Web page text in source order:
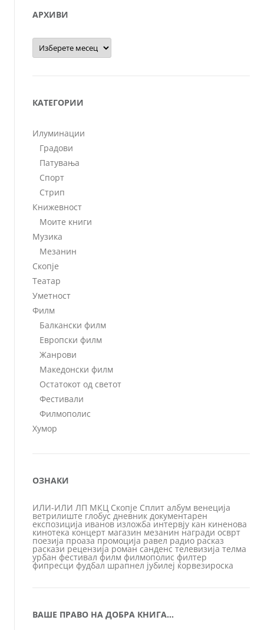
АРХИВИ
Архиви
КАТЕГОРИИ
Илуминации
Градови
Патувања
Спорт
Стрип
Книжевност
Моите книги
Музика
Мезанин
Скопје
Театар
Уметност
Филм
Балкански филм
Европски филм
Жанрови
Македонски филм
Остатокот од светот
Фестивали
Филмополис
Хумор
ОЗНАКИ
ИЛИ-ИЛИ ЛП МКЦ Скопје Сплит албум венеција
ветрилиште глобус дневник документарен
експозиција иванов изложба интервју кан киненова
кинотека концерт магазин мезанин награди осврт
поезија проаза промоција равел радио расказ
раскази рецензија роман санденс телевизија телма
урбан фестивал филм филмополис филтер
фипресци фудбал шрапнел јубилеј ќорвезироска
ВАШЕ ПРАВО НА ДОБРА КНИГА…